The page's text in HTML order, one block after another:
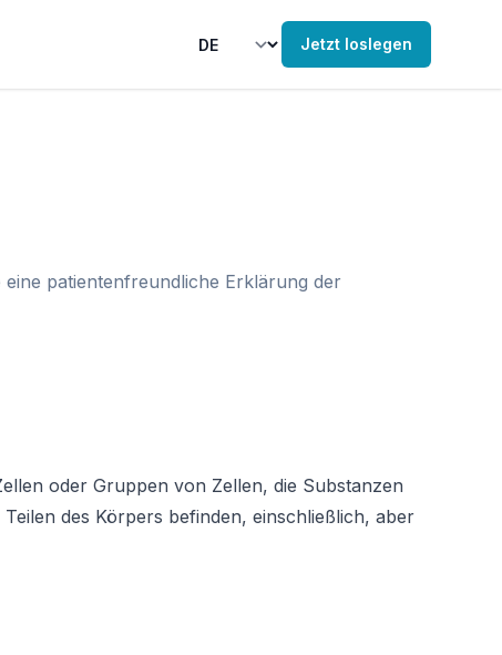
Jetzt loslegen
patientenfreundliche Erklärung der
oder Gruppen von Zellen, die Substanzen
des Körpers befinden, einschließlich, aber